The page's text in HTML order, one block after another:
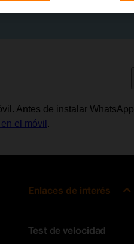
Antes de instalar WhatsApp
el móvil .
Enlaces de interés
Test de velocidad